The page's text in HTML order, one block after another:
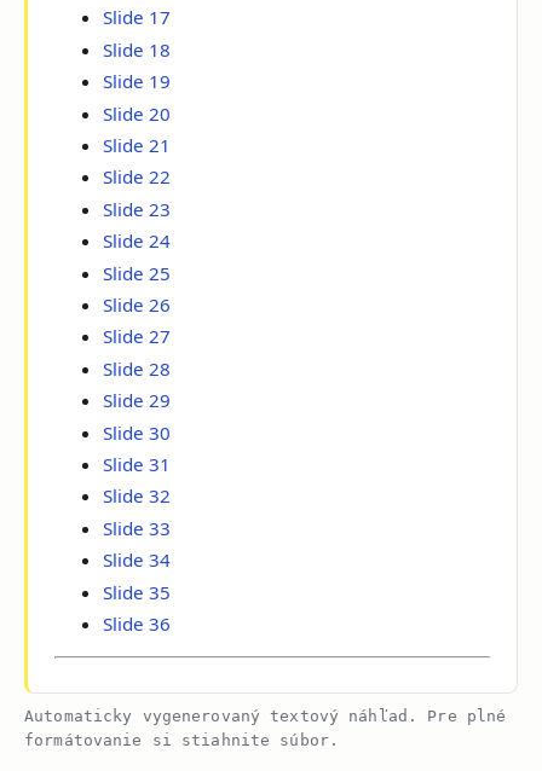
Slide 17
Slide 18
Slide 19
Slide 20
Slide 21
Slide 22
Slide 23
Slide 24
Slide 25
Slide 26
Slide 27
Slide 28
Slide 29
Slide 30
Slide 31
Slide 32
Slide 33
Slide 34
Slide 35
Slide 36
Automaticky vygenerovaný textový náhľad. Pre plné
formátovanie si stiahnite súbor.